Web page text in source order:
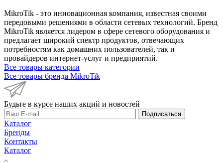
MikroTik - это инновационная компания, известная своими
передовыми решениями в области сетевых технологий. Бренд
MikroTik является лидером в сфере сетевого оборудования и
предлагает широкий спектр продуктов, отвечающих
потребностям как домашних пользователей, так и
провайдеров интернет-услуг и предприятий.
Все товары категории
Все товары бренда MikroTik
Будьте в курсе наших акций и новостей
Подписаться
Каталог
Бренды
Контакты
Каталог